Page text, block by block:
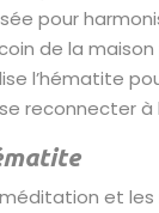
pour
de la
l’hématite
reconnecter
et